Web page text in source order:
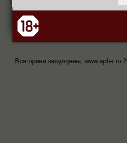
Все права защищены, www.apb-r.ru